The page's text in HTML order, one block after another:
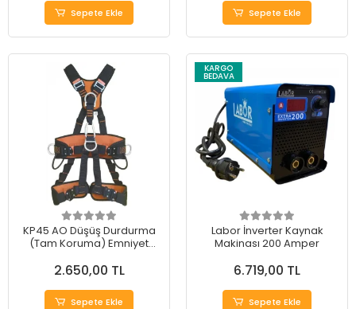
Sepete Ekle Sepete Ekle
KP45 AO Düşüş Durdurma
(Tam Koruma) Emniyet
2.650,00 TL
Sepete Ekle
KARGO
BEDAVA
Labor İnverter Kaynak
Makinası 200 Amper
6.719,00 TL
Sepete Ekle